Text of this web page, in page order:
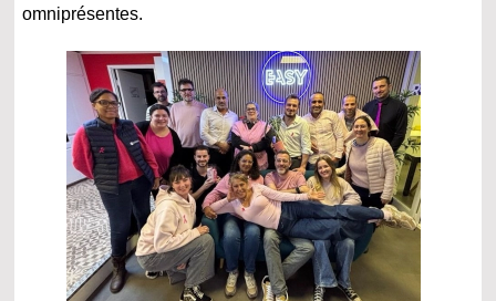
omniprésentes.